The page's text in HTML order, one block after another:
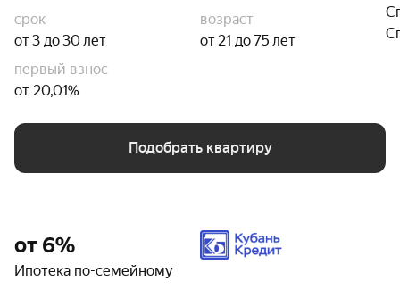
срок
от 3 до 30 лет
возраст
от 21 до 75 лет
первый взнос
от 20,01%
Подобрать квартиру
от 6%
Ипотека по-семейному